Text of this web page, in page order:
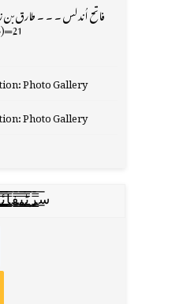
فاتح اُندلس ۔ ۔ ۔ طارق بن
21═(ملاگا کی فتح )═
Photo Gallery
Photo Gallery